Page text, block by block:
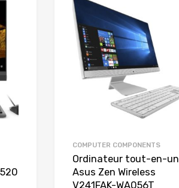
COMPUTER COMPONENTS
Ordinateur tout-en-un
Asus Zen Wireless
V241FAK-WA056T